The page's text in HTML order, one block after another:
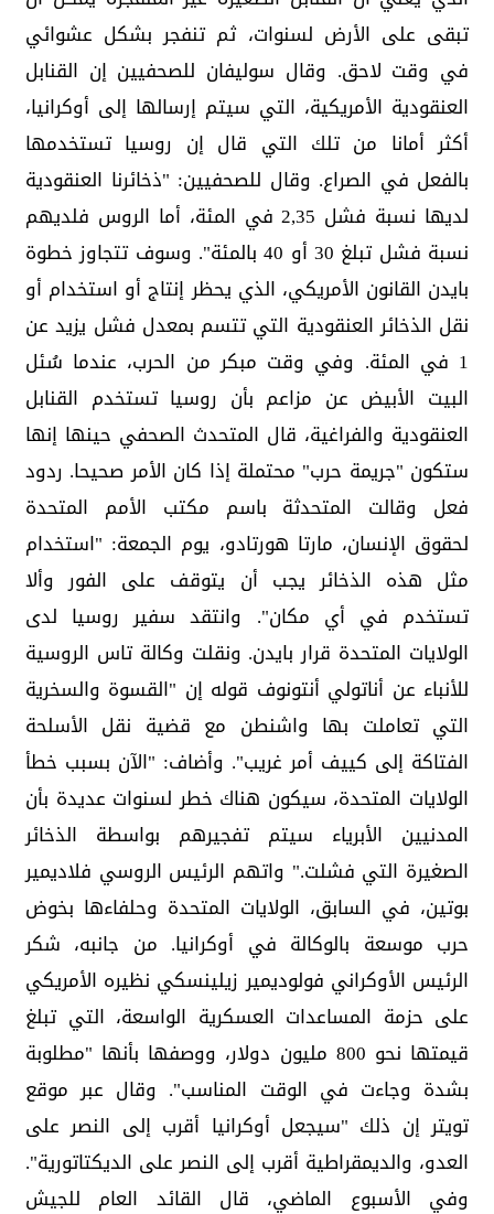
تبقى على الأرض لسنوات، ثم تنفجر بشكل عشوائي
في وقت لاحق. وقال سوليفان للصحفيين إن القنابل
العنقودية الأمريكية، التي سيتم إرسالها إلى أوكرانيا،
أكثر أمانا من تلك التي قال إن روسيا تستخدمها
بالفعل في الصراع. وقال للصحفيين: "ذخائرنا العنقودية
لديها نسبة فشل 2,35 في المئة، أما الروس فلديهم
نسبة فشل تبلغ 30 أو 40 بالمئة". وسوف تتجاوز خطوة
بايدن القانون الأمريكي، الذي يحظر إنتاج أو استخدام أو
نقل الذخائر العنقودية التي تتسم بمعدل فشل يزيد عن
1 في المئة. وفي وقت مبكر من الحرب، عندما سُئل
البيت الأبيض عن مزاعم بأن روسيا تستخدم القنابل
العنقودية والفراغية، قال المتحدث الصحفي حينها إنها
ستكون "جريمة حرب" محتملة إذا كان الأمر صحيحا. ردود
فعل وقالت المتحدثة باسم مكتب الأمم المتحدة
لحقوق الإنسان، مارتا هورتادو، يوم الجمعة: "استخدام
مثل هذه الذخائر يجب أن يتوقف على الفور وألا
تستخدم في أي مكان". وانتقد سفير روسيا لدى
الولايات المتحدة قرار بايدن. ونقلت وكالة تاس الروسية
للأنباء عن أناتولي أنتونوف قوله إن "القسوة والسخرية
التي تعاملت بها واشنطن مع قضية نقل الأسلحة
الفتاكة إلى كييف أمر غريب". وأضاف: "الآن بسبب خطأ
الولايات المتحدة، سيكون هناك خطر لسنوات عديدة بأن
المدنيين الأبرياء سيتم تفجيرهم بواسطة الذخائر
الصغيرة التي فشلت." واتهم الرئيس الروسي فلاديمير
بوتين، في السابق، الولايات المتحدة وحلفاءها بخوض
حرب موسعة بالوكالة في أوكرانيا. من جانبه، شكر
الرئيس الأوكراني فولوديمير زيلينسكي نظيره الأمريكي
على حزمة المساعدات العسكرية الواسعة، التي تبلغ
قيمتها نحو 800 مليون دولار، ووصفها بأنها "مطلوبة
بشدة وجاءت في الوقت المناسب". وقال عبر موقع
تويتر إن ذلك "سيجعل أوكرانيا أقرب إلى النصر على
العدو، والديمقراطية أقرب إلى النصر على الديكتاتورية".
وفي الأسبوع الماضي، قال القائد العام للجيش